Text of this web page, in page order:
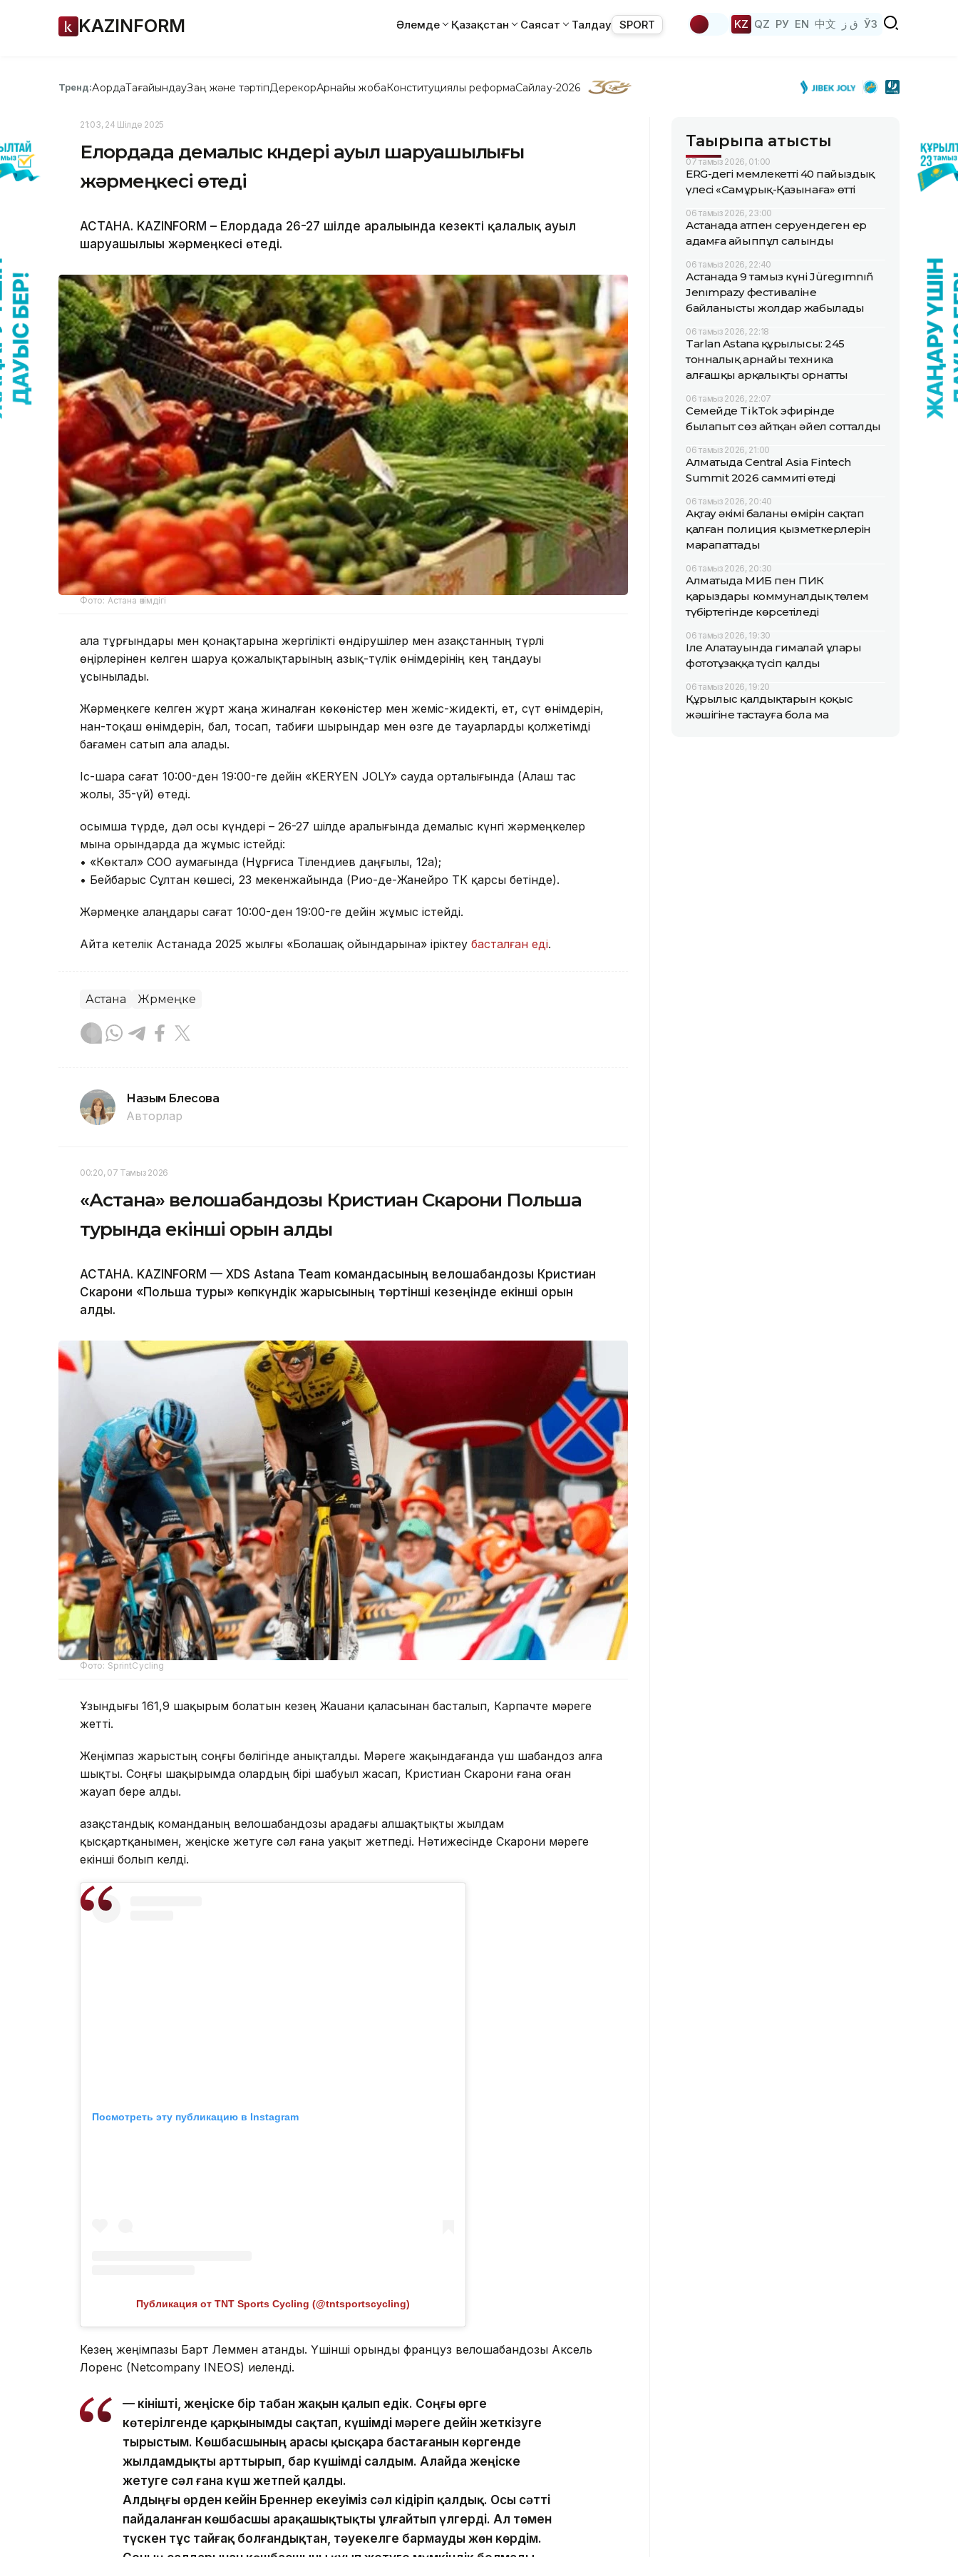
KAZINFORM Әлемде Қазақстан Саясат Талдау SPORT KZ QZ РУ EN 中文 ق ز ЎЗ
Тренд:АқордаТағайындауЗаң және тәртіпДерекқорАрнайы жобаКонституциялық реформаСайлау-2026
21:03, 24 Шілде 2025
Елордада демалыс күндері ауыл шаруашылығы
жәрмеңкесі өтеді
АСТАНА. KAZINFORM – Елордада 26-27 шілде аралығында кезекті қалалық ауыл
шаруашылығы жәрмеңкесі өтеді.
Фото: Астана әкімдігі
Қала тұрғындары мен қонақтарына жергілікті өндірушілер мен Қазақстанның түрлі
өңірлерінен келген шаруа қожалықтарының азық-түлік өнімдерінің кең таңдауы
ұсынылады.
Жәрмеңкеге келген жұрт жаңа жиналған көкөністер мен жеміс-жидекті, ет, сүт өнімдерін,
нан-тоқаш өнімдерін, бал, тосап, табиғи шырындар мен өзге де тауарларды қолжетімді
бағамен сатып ала алады.
Іс-шара сағат 10:00-ден 19:00-ге дейін «KERYEN JOLY» сауда орталығында (Алаш тас
жолы, 35-үй) өтеді.
Қосымша түрде, дәл осы күндері – 26-27 шілде аралығында демалыс күнгі жәрмеңкелер
мына орындарда да жұмыс істейді:
• «Көктал» СОО аумағында (Нұрғиса Тілендиев даңғылы, 12а);
• Бейбарыс Сұлтан көшесі, 23 мекенжайында (Рио-де-Жанейро ТК қарсы бетінде).
Жәрмеңке алаңдары сағат 10:00-ден 19:00-ге дейін жұмыс істейді.
Айта кетелік Астанада 2025 жылғы «Болашақ ойындарына» іріктеу басталған еді.
Астана Жәрмеңке
Назым Бөлесова
Авторлар
00:20, 07 Тамыз 2026
«Астана» велошабандозы Кристиан Скарони Польша
турында екінші орын алды
АСТАНА. KAZINFORM — XDS Astana Team командасының велошабандозы Кристиан
Скарони «Польша туры» көпкүндік жарысының төртінші кезеңінде екінші орын
алды.
Фото: SprintCycling
Ұзындығы 161,9 шақырым болатын кезең Жаuани қаласынан басталып, Карпачте мәреге
жетті.
Жеңімпаз жарыстың соңғы бөлігінде анықталды. Мәреге жақындағанда үш шабандоз алға
шықты. Соңғы шақырымда олардың бірі шабуыл жасап, Кристиан Скарони ғана оған
жауап бере алды.
Қазақстандық команданың велошабандозы арадағы алшақтықты жылдам
қысқартқанымен, жеңіске жетуге сәл ғана уақыт жетпеді. Нәтижесінде Скарони мәреге
екінші болып келді.
Посмотреть эту публикацию в Instagram
Публикация от TNT Sports Cycling (@tntsportscycling)
Кезең жеңімпазы Барт Леммен атанды. Үшінші орынды француз велошабандозы Аксель
Лоренс (Netcompany INEOS) иеленді.
— Өкінішті, жеңіске бір табан жақын қалып едік. Соңғы өрге
көтерілгенде қарқынымды сақтап, күшімді мәреге дейін жеткізуге
тырыстым. Көшбасшының арасы қысқара бастағанын көргенде
жылдамдықты арттырып, бар күшімді салдым. Алайда жеңіске
жетуге сәл ғана күш жетпей қалды.
Алдыңғы өрден кейін Бреннер екеуіміз сәл кідіріп қалдық. Осы сәтті
пайдаланған көшбасшы арақашықтықты ұлғайтып үлгерді. Ал төмен
түскен тұс тайғақ болғандықтан, тәуекелге бармауды жөн көрдім.
Тақырыпқа қатысты
07 тамыз 2026, 01:00
ERG-дегі мемлекеттің 40 пайыздық
үлесі «Самұрық-Қазынаға» өтті
06 тамыз 2026, 23:00
Астанада атпен серуендеген ер
адамға айыппұл салынды
06 тамыз 2026, 22:40
Астанада 9 тамыз күні Jüregımnıñ
Jenımpazy фестиваліне
байланысты жолдар жабылады
06 тамыз 2026, 22:18
Tarlan Astana құрылысы: 245
тонналық арнайы техника
алғашқы арқалықты орнатты
06 тамыз 2026, 22:07
Семейде TikTok эфирінде
былапыт сөз айтқан әйел сотталды
06 тамыз 2026, 21:00
Алматыда Central Asia Fintech
Summit 2026 саммиті өтеді
06 тамыз 2026, 20:40
Ақтау әкімі баланың өмірін сақтап
қалған полиция қызметкерлерін
марапаттады
06 тамыз 2026, 20:30
Алматыда МИБ пен ПИК
қарыздары коммуналдық төлем
түбіртегінде көрсетіледі
06 тамыз 2026, 19:30
Іле Алатауында гималай ұлары
фототұзаққа түсіп қалды
06 тамыз 2026, 19:20
Құрылыс қалдықтарын қоқыс
жәшігіне тастауға бола ма